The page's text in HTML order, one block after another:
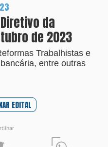
da
de 2023
Trabalhistas e
entre outras
EDITAL